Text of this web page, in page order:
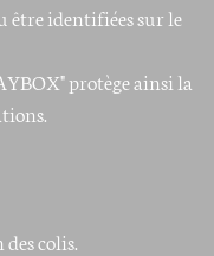
être identifiées sur le
protège ainsi la
colis.